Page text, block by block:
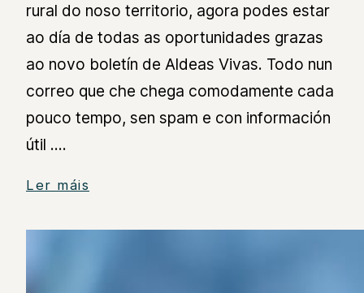
rural do noso territorio, agora podes estar
ao día de todas as oportunidades grazas
ao novo boletín de Aldeas Vivas. Todo nun
correo que che chega comodamente cada
pouco tempo, sen spam e con información
útil .…
Ler máis